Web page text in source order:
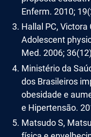
Enferm. 2010;
Hallal PC, Victora
Adolescent
Med. 2006;
Ministério da
dos Brasileiros
obesidade e
e Hipertensão.
Matsudo S,